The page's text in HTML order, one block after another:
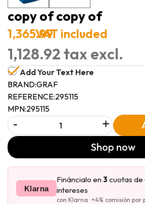
copy of copy of
1,365.99VAT included
1,128.92 tax excl.
Add Your Text Here
BRAND:GRAF
REFERENCE:295115
MPN:295115
- +
Shop now
Klarna
Fináncialo en3 cuotas de
intereses
con Klarna · +4% comisión